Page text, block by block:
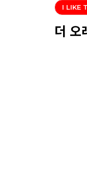
I LIKE
더 오